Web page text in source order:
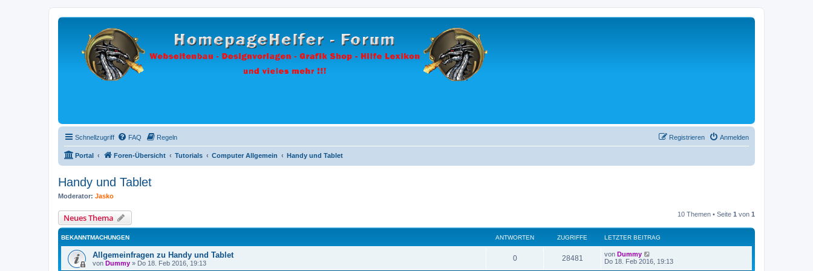
Schnellzugriff FAQ Regeln Anmelden
Registrieren
Portal Foren-Übersicht Tutorials Computer Allgemein Handy und Tablet
Handy und Tablet
Moderator: Jasko
Neues Thema 10 Themen • Seite 1 von 1
BEKANNTMACHUNGEN ANTWORTEN ZUGRIFFE LETZTER BEITRAG
Allgemeinfragen zu Handy und Tablet
von Dummy » Do 18. Feb 2016, 19:13
0A
28481
L
e
von Dummy
Do 18. Feb 2016, 19:13